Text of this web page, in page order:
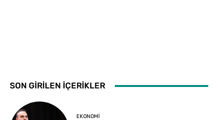
SON GİRİLEN İÇERİKLER
EKONOMI